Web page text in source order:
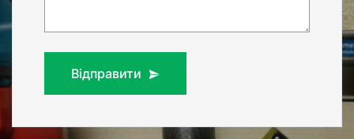
Відправити